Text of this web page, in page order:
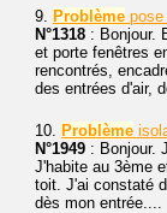
9. Problème pose
N°1318 : Bonjour.
et porte fenêtres
rencontrés,
des entrées d'air,
10. Problème
N°1949 : Bonjour.
J'habite au 3ème
toit. J'ai constaté
dès mon entrée....